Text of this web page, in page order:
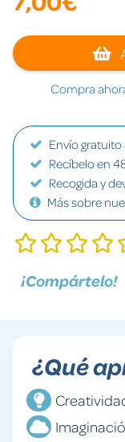
Compra
Envío
Recíbelo en
Recogida y
Más sobre
¡Compártelo!
¿Qué